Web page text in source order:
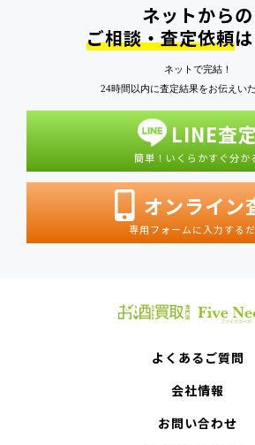
ネットからの
ご相談・査定依頼
ネットで完結！
24時間以内に査定結果をお伝えいた
LINE査定
簡単！いくらかすぐ分か
オンライン
専用フォームに入力する
よくあるご質問
会社情報
お問い合わせ